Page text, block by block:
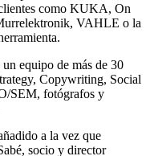
como KUKA, On
VAHLE o la
equipo de más de 30
Copywriting, Social
SEM, fotógrafos y
a la vez que
socio y director